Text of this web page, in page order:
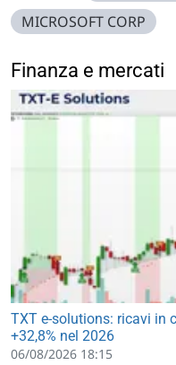
MICROSOFT CORP
Finanza e mercati
TXT e-solutions: ricavi in
+32,8% nel 2026
06/08/2026 18:15